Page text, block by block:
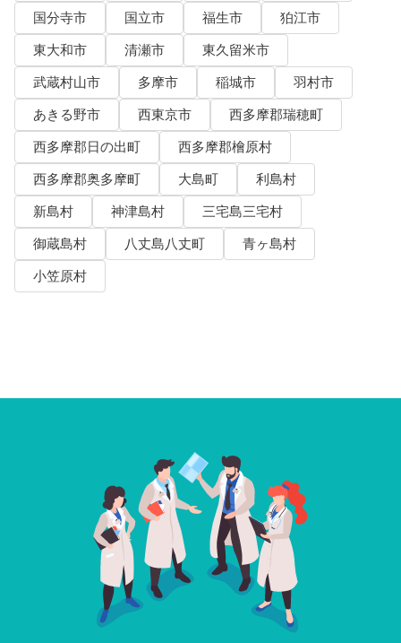
国分寺市
国立市 福生市
狛江市
東大和市
清瀬市
東久留米市
武蔵村山市
多摩市 稲城市
羽村市
あきる野市
西東京市
西多摩郡瑞穂町
西多摩郡日の出町
西多摩郡檜原村
西多摩郡奥多摩町
大島町
利島村
新島村
神津島村
三宅島三宅村
御蔵島村
八丈島八丈町
青ヶ島村
小笠原村